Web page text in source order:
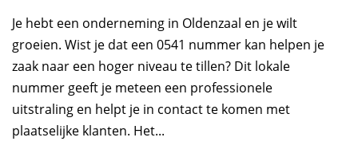
Je hebt een onderneming in Oldenzaal en je wilt
groeien. Wist je dat een 0541 nummer kan helpen je
zaak naar een hoger niveau te tillen? Dit lokale
nummer geeft je meteen een professionele
uitstraling en helpt je in contact te komen met
plaatselijke klanten. Het...